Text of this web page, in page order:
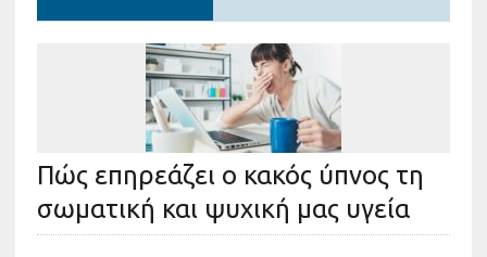
Πώς επηρεάζει ο κακός ύπνος τη
σωματική και ψυχική μας υγεία